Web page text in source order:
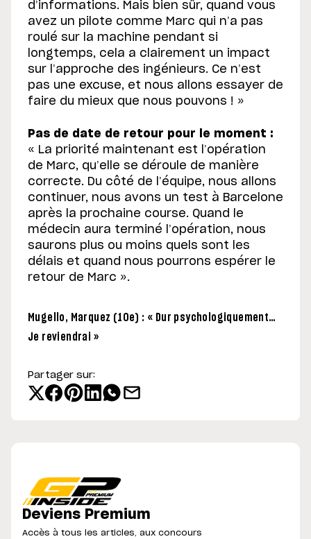
d’informations. Mais bien sûr, quand vous
avez un pilote comme Marc qui n’a pas
roulé sur la machine pendant si
longtemps, cela a clairement un impact
sur l’approche des ingénieurs. Ce n’est
pas une excuse, et nous allons essayer de
faire du mieux que nous pouvons ! »
Pas de date de retour pour le moment :
« La priorité maintenant est l’opération
de Marc, qu’elle se déroule de manière
correcte. Du côté de l’équipe, nous allons
continuer, nous avons un test à Barcelone
après la prochaine course. Quand le
médecin aura terminé l’opération, nous
saurons plus ou moins quels sont les
délais et quand nous pourrons espérer le
retour de Marc ».
Mugello, Marquez (10e) : « Dur psychologiquement…
Je reviendrai »
Partager sur:
Deviens Premium
Accès à tous les articles, aux concours